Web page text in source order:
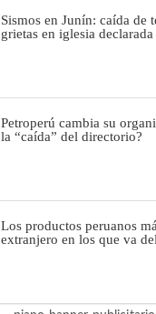
Sismos en Junín: caída de
grietas en iglesia
Petroperú cambia su
la “caída” del directorio?
Los productos peruanos
extranjero en los que va